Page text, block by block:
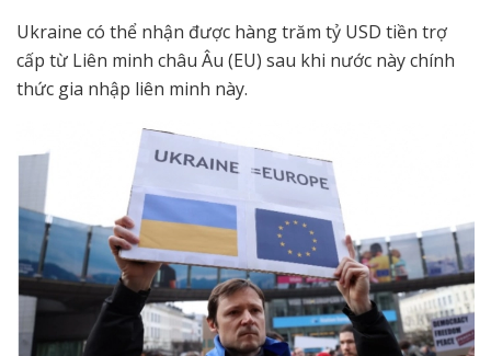
Ukraine có thể nhận được hàng trăm tỷ USD tiền trợ
cấp từ Liên minh châu Âu (EU) sau khi nước này chính
thức gia nhập liên minh này.